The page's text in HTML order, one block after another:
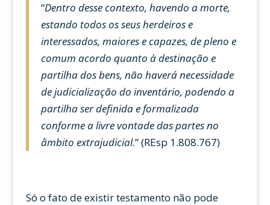
“Dentro desse contexto, havendo a morte,
estando todos os seus herdeiros e
interessados, maiores e capazes, de pleno e
comum acordo quanto à destinação e
partilha dos bens, não haverá necessidade
de judicialização do inventário, podendo a
partilha ser definida e formalizada
conforme a livre vontade das partes no
âmbito extrajudicial.” (REsp 1.808.767)
Só o fato de existir testamento não pode